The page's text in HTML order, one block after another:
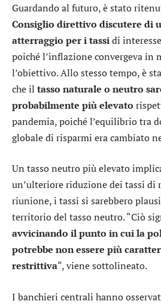
Guardando al futuro, è stato
Consiglio direttivo discutere di
atterraggio per i tassidi
poiché l’inflazione convergeva in
l’obiettivo. Allo stesso tempo, è
che il tasso naturale o neutro
probabilmente più elevato
pandemia, poiché l’equilibrio tra
globale di risparmi era cambiato
Un tasso neutro più elevato
un’ulteriore riduzione dei tassi
riunione, i tassi si sarebbero
territorio del tasso neutro. “Ciò
avvicinando il punto in cui la
potrebbe non essere più
restrittiva“, viene sottolineato.
I banchieri centrali hanno